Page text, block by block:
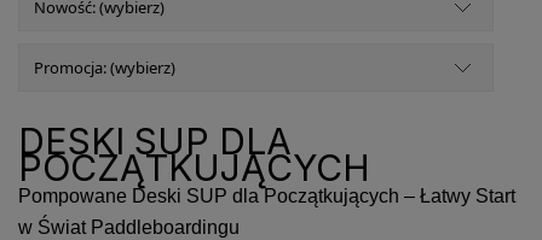
Nowość: (wybierz)
Promocja: (wybierz)
DESKI SUP DLA
POCZĄTKUJĄCYCH
Pompowane Deski SUP dla Początkujących – Łatwy Start
w Świat Paddleboardingu